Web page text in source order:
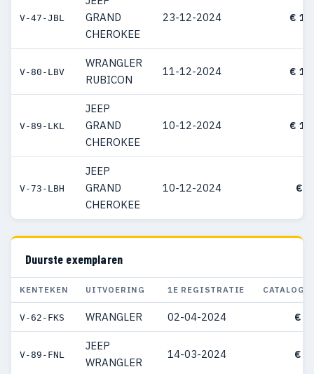
V-47-JBL
GRAND
CHEROKEE
23-12-2024 €
V-80-LBV
WRANGLER
RUBICON
11-12-2024 €
V-89-LKL
JEEP
GRAND
CHEROKEE
10-12-2024 €
V-73-LBH
JEEP
GRAND
CHEROKEE
10-12-2024 €
Duurste exemplaren
KENTEKEN UITVOERING 1E REGISTRATIE
V-62-FKS WRANGLER 02-04-2024 €
V-89-FNL
JEEP
WRANGLER
14-03-2024 €